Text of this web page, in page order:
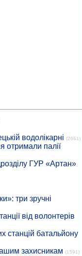
водолікарні (2661)
отримали палії
ГУР «Артан»
три зручні
від волонтерів
станцій батальйону
захисникам (1591)